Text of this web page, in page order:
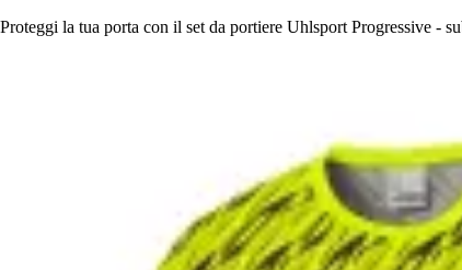
Proteggi la tua porta con il set da portiere Uhlsport Progressive -